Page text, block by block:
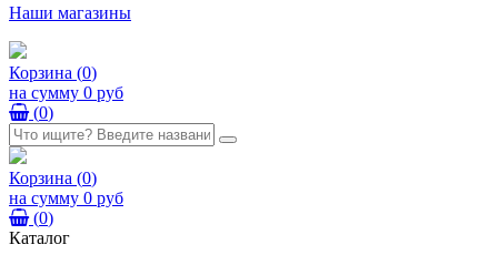
Наши магазины
Корзина (0)
на сумму 0 руб
(0)
Корзина (0)
на сумму 0 руб
(0)
Каталог